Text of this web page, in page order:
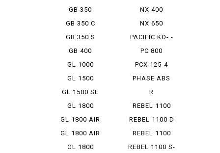
GB 350
GB 350 C
GB 350 S
GB 400
GL 1000
GL 1500
GL 1500 SE
ANNIVER...
GL 1800
GL 1800 AIR
BAG N...
GL 1800 AIR
BAG N...
GL 1800
NX 400
NX 650
PACIFIC KO- -
STROKE
PC 800
PCX 125-4
HYBRID
PHASE ABS
R
ENFIELDBULLET
350
REBEL 1100
REBEL 1100 D
REBEL 1100
DCT
REBEL 1100 S-